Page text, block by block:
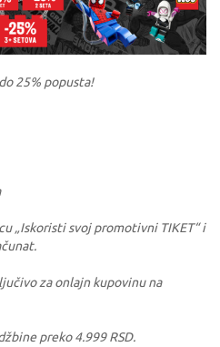
25% popusta!
„Iskoristi svoj promotivni TIKET“ i
za onlajn kupovinu na
preko 4.999 RSD.